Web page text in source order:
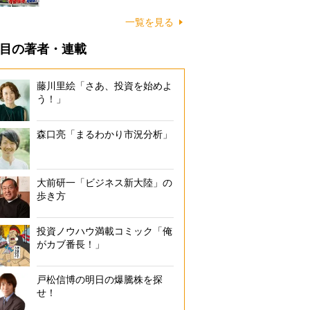
一覧を見る
の著者・連載
藤川里絵「さあ、投資を始めよ
う！」
森口亮「まるわかり市況分析」
大前研一「ビジネス新大陸」の
歩き方
投資ノウハウ満載コミック「俺
がカブ番長！」
戸松信博の明日の爆騰株を探
せ！